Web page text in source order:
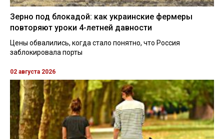
Зерно под блокадой: как украинские фермеры
повторяют уроки 4-летней давности
Цены обвалились, когда стало понятно, что Россия
заблокировала порты
02 августа 2026